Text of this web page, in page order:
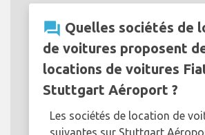
question_answer Quelles sociétés de
de voitures proposent
locations de voitures
Stuttgart Aéroport ?
Les sociétés de location de
suivantes sur Stuttgart